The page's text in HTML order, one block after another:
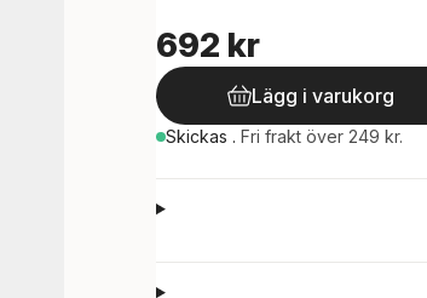
692 kr
Lägg i varukorg
Skickas . Fri frakt över 249 kr.